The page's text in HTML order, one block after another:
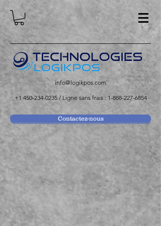
info@logikpos.com
+1 450-234-0235/ Ligne sans frais : 1-888-227-6854
Contactez-nous